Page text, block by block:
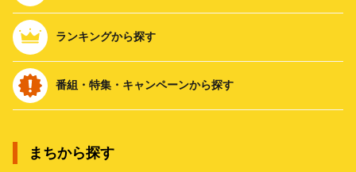
ランキングから探す
番組・特集・キャンペーンから探す
まちから探す